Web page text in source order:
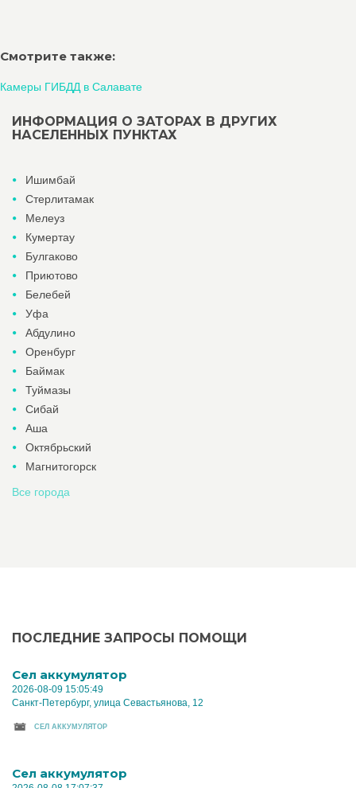
Смотрите также:
Камеры ГИБДД в Салавате
ИНФОРМАЦИЯ О ЗАТОРАХ В ДРУГИХ
НАСЕЛЕННЫХ ПУНКТАХ
Ишимбай
Стерлитамак
Мелеуз
Кумертау
Булгаково
Приютово
Белебей
Уфа
Абдулино
Оренбург
Баймак
Туймазы
Сибай
Аша
Октябрьский
Магнитогорск
Все города
ПОСЛЕДНИЕ ЗАПРОСЫ ПОМОЩИ
Cел аккумулятор
2026-08-09 15:05:49
Санкт-Петербург, улица Севастьянова, 12
CЕЛ АККУМУЛЯТОР
Cел аккумулятор